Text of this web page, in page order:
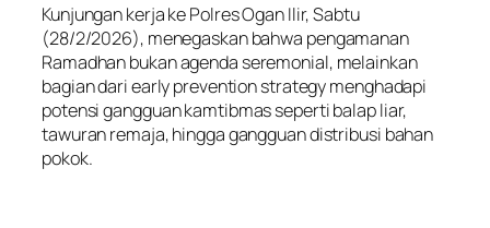
Kunjungan kerja ke Polres Ogan Ilir, Sabtu
(28/2/2026), menegaskan bahwa pengamanan
Ramadhan bukan agenda seremonial, melainkan
bagian dari early prevention strategy menghadapi
potensi gangguan kamtibmas seperti balap liar,
tawuran remaja, hingga gangguan distribusi bahan
pokok.